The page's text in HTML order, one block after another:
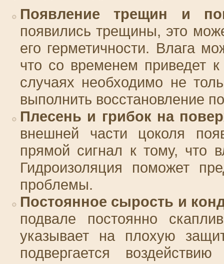
Появление трещин и
появились трещины, это
его герметичности. Влага
что со временем приведет
случаях необходимо не
выполнить восстановление
Плесень и грибок на
внешней части цоколя
прямой сигнал к тому, что
Гидроизоляция поможет
проблемы.
Постоянное сырость и
подвале постоянно
указывает на плохую
подвергается